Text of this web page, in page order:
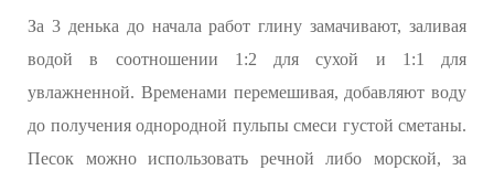
За 3 денька до начала работ глину замачивают, заливая
водой в соотношении 1:2 для сухой и 1:1 для
увлажненной. Временами перемешивая, добавляют воду
до получения однородной пульпы смеси густой сметаны.
Песок можно использовать речной либо морской, за